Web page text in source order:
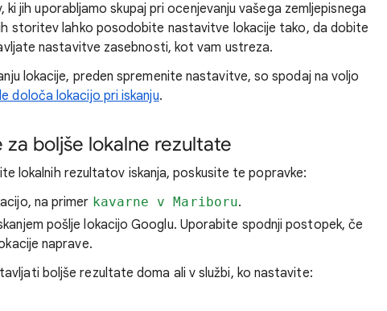
ki jih uporabljamo skupaj pri ocenjevanju vašega zemljepisnega
storitev lahko posodobite nastavitve lokacije tako, da dobite
nastavitve zasebnosti, kot vam ustreza.
lokacije, preden spremenite nastavitve, so spodaj na voljo
določa lokacijo pri iskanju.
za boljše lokalne rezultate
lokalnih rezultatov iskanja, poskusite te popravke:
na primer kavarne v Mariboru.
pošlje lokacijo Googlu. Uporabite spodnji postopek, če
naprave.
boljše rezultate doma ali v službi, ko nastavite: